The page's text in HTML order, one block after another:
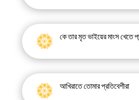
কে তার মৃত ভাইয়ের মাংস খেতে
আখিরাতে তোমার প্রতিবেশীরা